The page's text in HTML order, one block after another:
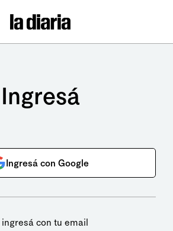
Ingresá
Ingresá con Google
ingresá con tu email